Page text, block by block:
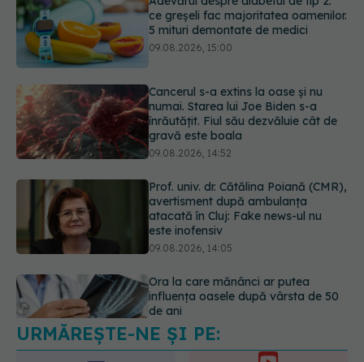
Cancerul s-a extins la oase și nu
numai. Starea lui Joe Biden s-a
înrăutățit. Fiul său dezvăluie cât de
gravă este boala
Prof. univ. dr. Cătălina Poiană (CMR),
avertisment după ambulanța
atacată în Cluj: Fake news-ul nu
este inofensiv
Ora la care mănânci ar putea
influența oasele după vârsta de 50
de ani
09.08.2026, 14:00
Cum alegem alimentele pe timp de
caniculă. Recomandările
specialiștilor
09.08.2026, 15:14
URMĂREȘTE-NE ȘI PE:
URMĂRITORI
ABONAȚI